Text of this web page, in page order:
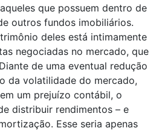
que possuem dentro de
outros fundos imobiliários.
deles está intimamente
negociadas no mercado, que
de uma eventual redução
da volatilidade do mercado,
um prejuízo contábil, o
distribuir rendimentos – e
Esse seria apenas